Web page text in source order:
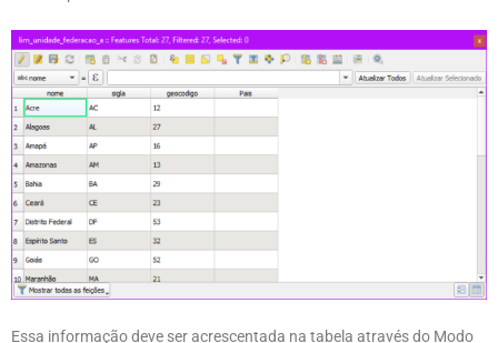
Essa informação deve ser acrescentada na tabela através do Modo